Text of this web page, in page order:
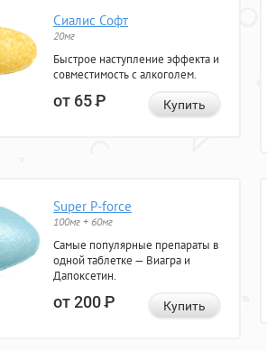
Сиалис Софт
20мг
Быстрое наступление эффекта и
совместимость с алкоголем.
от 65Р Купить
Super P-force
100мг + 60мг
Самые популярные препараты в
одной таблетке — Виагра и
Дапоксетин.
от 200Р Купить